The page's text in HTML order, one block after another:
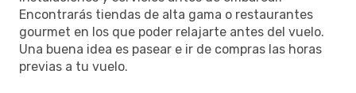
Encontrarás tiendas de alta gama o restaurantes
gourmet en los que poder relajarte antes del vuelo.
Una buena idea es pasear e ir de compras las horas
previas a tu vuelo.